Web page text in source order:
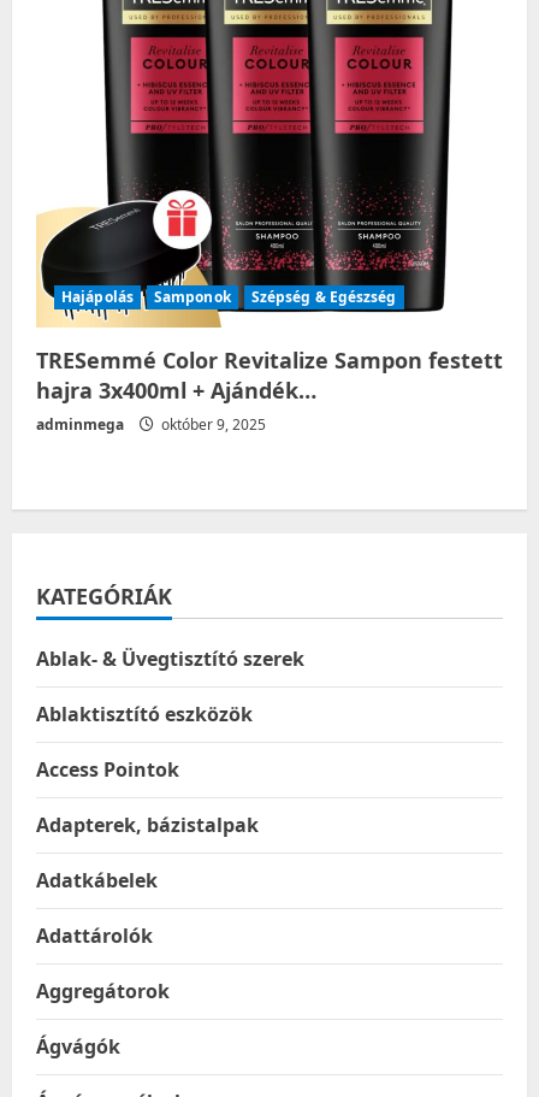
Hajápolás Samponok Szépség & Egészség
TRESemmé Color Revitalize Sampon festett
hajra 3x400ml + Ajándék…
adminmega október 9, 2025
KATEGÓRIÁK
Ablak- & Üvegtisztító szerek
Ablaktisztító eszközök
Access Pointok
Adapterek, bázistalpak
Adatkábelek
Adattárolók
Aggregátorok
Ágvágók